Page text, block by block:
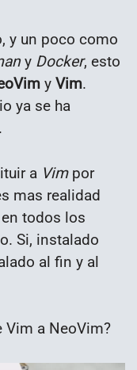
y un poco como
y Docker, esto
y Vim.
ya se ha
a Vimpor
mas realidad
todos los
Si, instalado
al fin y al
Vim a NeoVim?